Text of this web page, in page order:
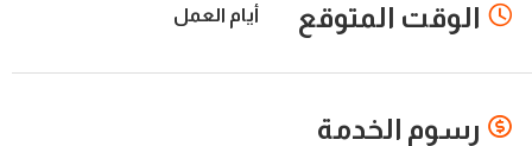
الوقت المتوقع أيام العمل
رسوم الخدمة